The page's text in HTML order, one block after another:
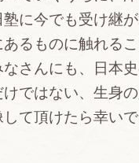
に今でも受け継
るものに触れる
さんにも、日本
ではない、生身
て頂けたら幸いで